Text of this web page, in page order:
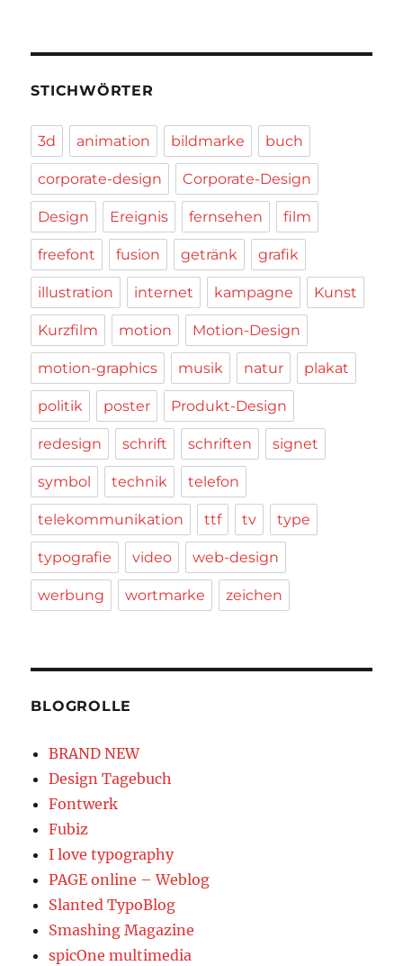
STICHWÖRTER
3d animation bildmarke buch
corporate-design Corporate-Design
Design Ereignis fernsehen film
freefont fusion getränk grafik
illustration internet kampagne Kunst
Kurzfilm motion Motion-Design
motion-graphics musik natur plakat
politik poster Produkt-Design
redesign schrift schriften signet
symbol technik telefon
telekommunikation ttf tv type
typografie video web-design
werbung wortmarke zeichen
BLOGROLLE
BRAND NEW
Design Tagebuch
Fontwerk
Fubiz
I love typography
PAGE online – Weblog
Slanted TypoBlog
Smashing Magazine
spicOne multimedia